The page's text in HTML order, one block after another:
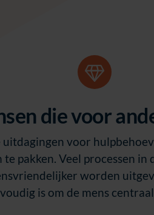
die voor
uitdagingen voor
pakken. Veel processen
worden
is om de mens